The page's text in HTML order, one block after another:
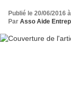
Publié le 20/06/2016
Par Asso Aide